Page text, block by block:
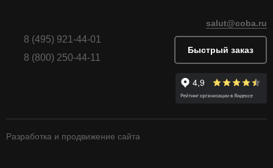
8 (495) 921-44-01
8 (800) 250-44-11
salut@coba.ru
Быстрый заказ
Разработка и продвижение сайта